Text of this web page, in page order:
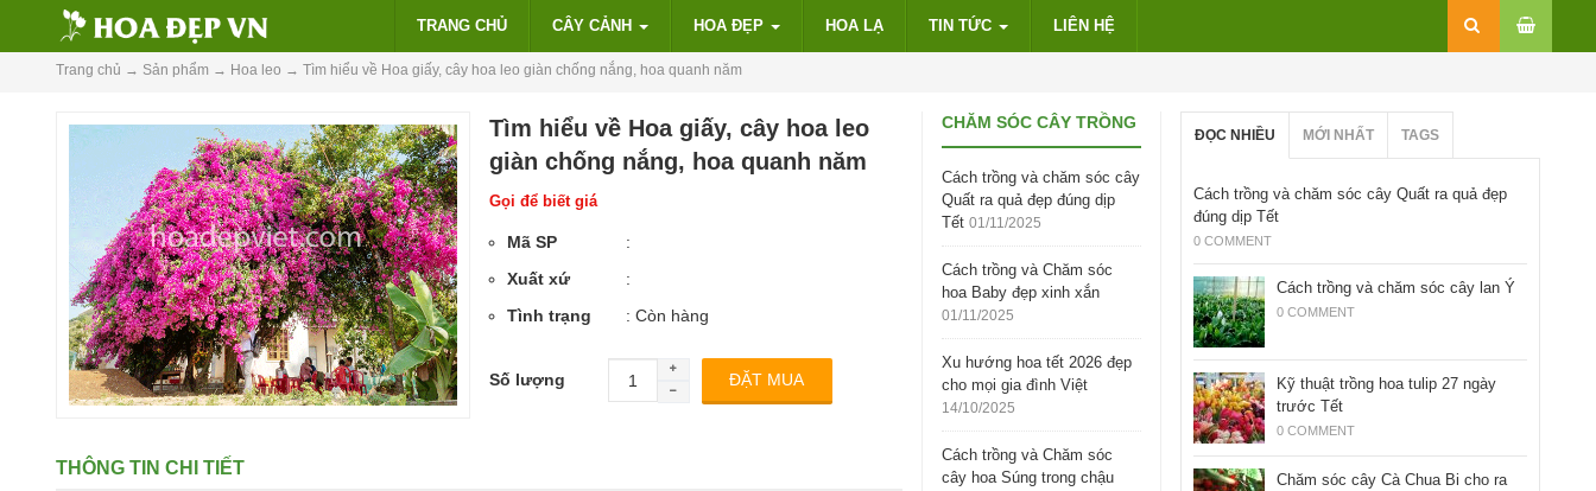
TRANG CHỦ CÂY CẢNH HOA ĐẸP HOA LẠ TIN TỨC LIÊN HỆ
Trang chủ → Sản phẩm → Hoa leo → Tìm hiểu về Hoa giấy, cây hoa leo giàn chống nắng, hoa quanh năm
Tìm hiểu về Hoa giấy, cây hoa leo
giàn chống nắng, hoa quanh năm
Gọi để biết giá
Mã SP
:
Xuất xứ
:
Tình trạng
: Còn hàng
Số lượng
THÔNG TIN CHI TIẾT
CHĂM SÓC CÂY TRỒNG
Cách trồng và chăm sóc cây
Quất ra quả đẹp đúng dịp
Tết 01/11/2025
Cách trồng và Chăm sóc
hoa Baby đẹp xinh xắn
01/11/2025
Xu hướng hoa tết 2026 đẹp
cho mọi gia đình Việt
14/10/2025
Cách trồng và Chăm sóc
cây hoa Súng trong chậu
ĐỌC NHIỀU MỚI NHẤT TAGS
Cách trồng và chăm sóc cây Quất ra quả đẹp
đúng dịp Tết
0 COMMENT
Cách trồng và chăm sóc cây lan Ý
0 COMMENT
Kỹ thuật trồng hoa tulip 27 ngày
trước Tết
0 COMMENT
Chăm sóc cây Cà Chua Bi cho ra